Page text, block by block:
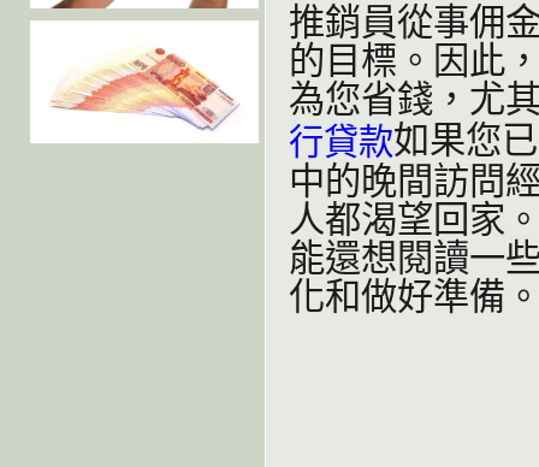
推銷員從事佣
的目標。因此
為您省錢，尤
行貸款如果您
中的晚間訪問
人都渴望回家
能還想閱讀一
化和做好準備